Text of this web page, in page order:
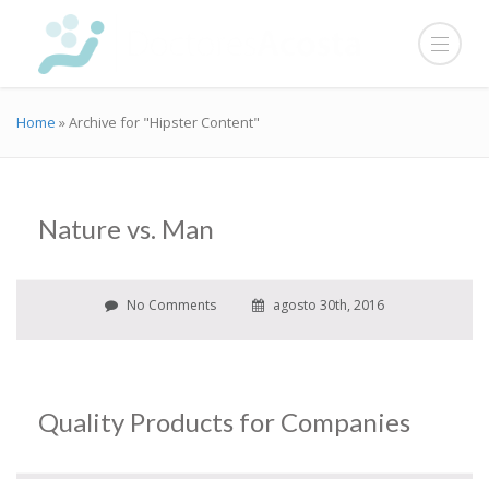
Home »Archive for "Hipster Content"
Nature vs. Man
No Comments agosto 30th, 2016
Quality Products for Companies